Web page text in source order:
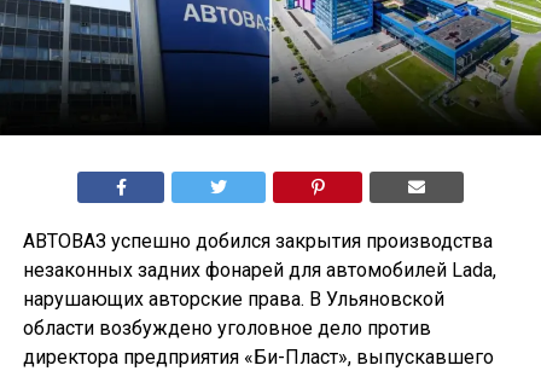
АВТОВАЗ успешно добился закрытия производства
незаконных задних фонарей для автомобилей Lada,
нарушающих авторские права. В Ульяновской
области возбуждено уголовное дело против
директора предприятия «Би-Пласт», выпускавшего